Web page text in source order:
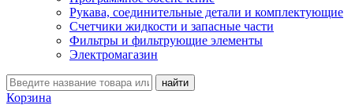
Рукава, соединительные детали и комплектующие
Счетчики жидкости и запасные части
Фильтры и фильтрующие элементы
Электромагазин
Корзина